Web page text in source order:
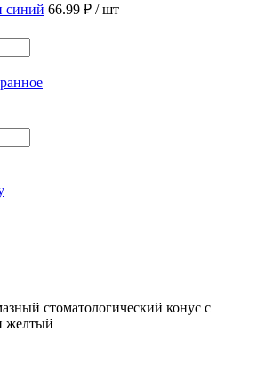
синий 66.99 ₽ / шт
стоматологический конус с
желтый